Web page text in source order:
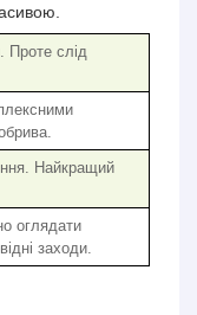
Проте слід
Найкращий
оглядати
заходи.